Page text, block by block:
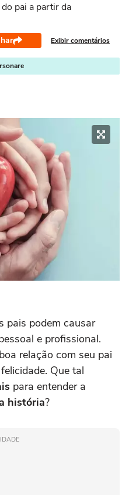
pai a partir da
Exibir comentários
pais podem causar
e profissional.
relação com seu pai
Que tal
para entender a
história?